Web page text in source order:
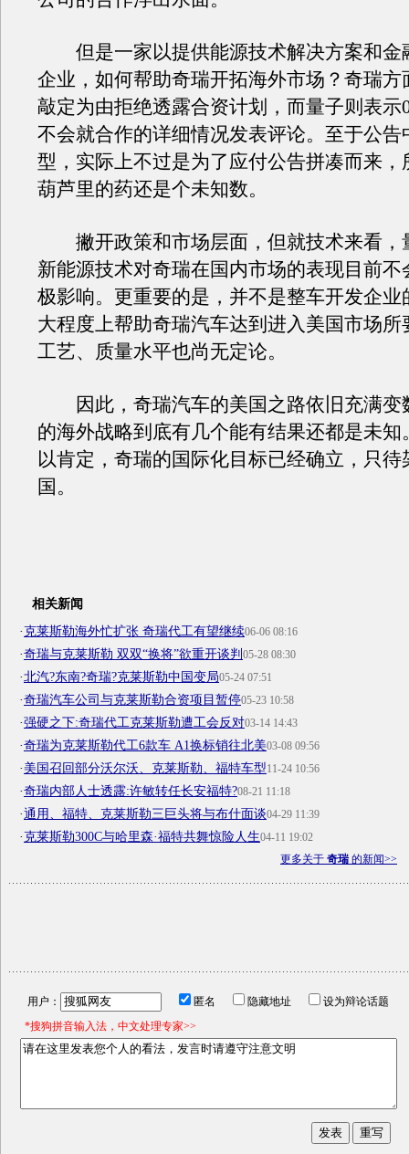
但是一家以提供能源技术解决方案和金
企业，如何帮助奇瑞开拓海外市场？奇瑞方
敲定为由拒绝透露合资计划，而量子则表示
不会就合作的详细情况发表评论。至于公告
型，实际上不过是为了应付公告拼凑而来，
葫芦里的药还是个未知数。
撇开政策和市场层面，但就技术来看，
新能源技术对奇瑞在国内市场的表现目前不
极影响。更重要的是，并不是整车开发企业
大程度上帮助奇瑞汽车达到进入美国市场所
工艺、质量水平也尚无定论。
因此，奇瑞汽车的美国之路依旧充满变
的海外战略到底有几个能有结果还都是未知
以肯定，奇瑞的国际化目标已经确立，只待
国。
相关新闻
·克莱斯勒海外忙扩张 奇瑞代工有望继续06-06 08:16
·奇瑞与克莱斯勒 双双“换将”欲重开谈判 05-28 08:30
·北汽?东南?奇瑞?克莱斯勒中国变局05-24 07:51
·奇瑞汽车公司与克莱斯勒合资项目暂停05-23 10:58
·强硬之下:奇瑞代工克莱斯勒遭工会反对03-14 14:43
·奇瑞为克莱斯勒代工6款车 A1换标销往北美03-08 09:56
·美国召回部分沃尔沃、克莱斯勒、福特车型11-24 10:56
·奇瑞内部人士透露:许敏转任长安福特?08-21 11:18
·通用、福特、克莱斯勒三巨头将与布什面谈04-29 11:39
·克莱斯勒300C与哈里森·福特共舞惊险人生04-11 19:02
更多关于 奇瑞的新闻>>
用户： 匿名 隐藏地址
设为辩论话题
*搜狗拼音输入法，中文处理专家>>